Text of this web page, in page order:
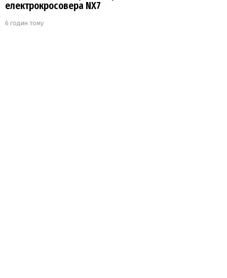
електрокросовера NX7
6 годин тому